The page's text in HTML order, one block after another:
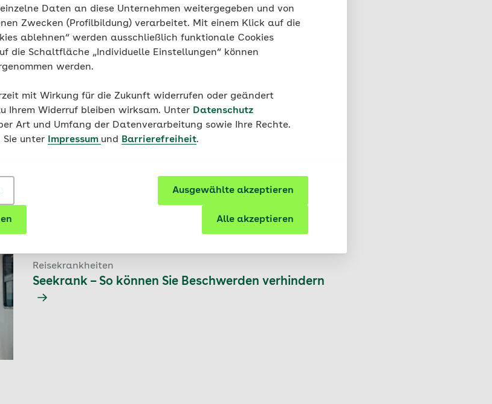
Daten an diese Unternehmen weitergegeben und von
Zwecken (Profilbildung) verarbeitet. Mit einem Klick auf die
ablehnen“ werden ausschließlich funktionale Cookies
die Schaltfläche „Individuelle Einstellungen“ können
werden.
mit Wirkung für die Zukunft widerrufen oder geändert
Ihrem Widerruf bleiben wirksam. Unter Datenschutz
Art und Umfang der Datenverarbeitung sowie Ihre Rechte.
Sie unter
Impressum und Barrierefreiheit.
Ausgewählte akzeptieren
Alle akzeptieren
Schwindel: normal oder gefährlich?
Kinder
Reisekrankheiten
Seekrank – So können Sie Beschwerden verhindern